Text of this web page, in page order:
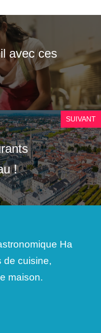
avec ces
SUIVANT
!
Ha
de cuisine,
maison.